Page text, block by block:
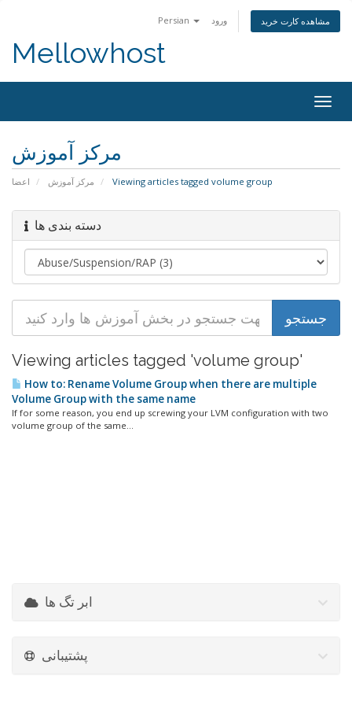
Persian ورود مشاهده کارت خرید
Mellowhost
مرکز آموزش
اعضا مرکز آموزش Viewing articles tagged volume group
دسته بندی ها
Viewing articles tagged 'volume group'
How to: Rename Volume Group when there are multiple
Volume Group with the same name
If for some reason, you end up screwing your LVM configuration with two
volume group of the same...
ابر تگ ها
پشتیبانی